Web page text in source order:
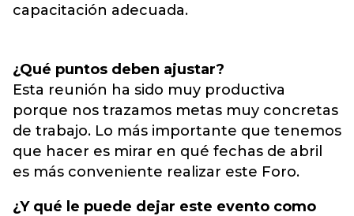
capacitación adecuada.
¿Qué puntos deben ajustar?
Esta reunión ha sido muy productiva
porque nos trazamos metas muy concretas
de trabajo. Lo más importante que tenemos
que hacer es mirar en qué fechas de abril
es más conveniente realizar este Foro.
¿Y qué le puede dejar este evento como